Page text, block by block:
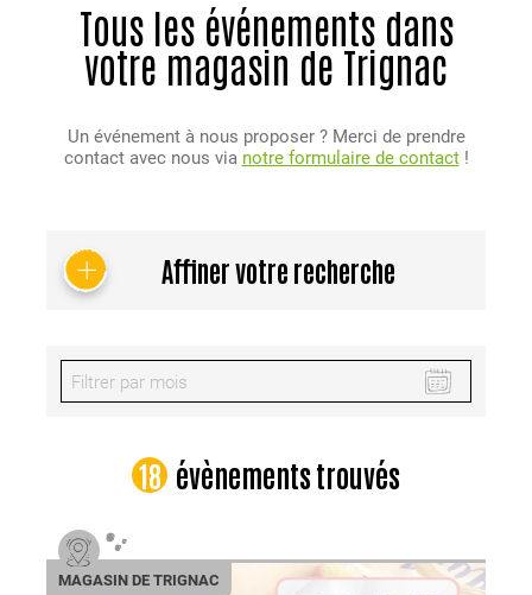
Tous les événements dans
votre magasin de Trignac
Un événement à nous proposer ? Merci de prendre
contact avec nous via notre formulaire de contact!
Affiner votre recherche
18 évènements trouvés
MAGASIN DE TRIGNAC